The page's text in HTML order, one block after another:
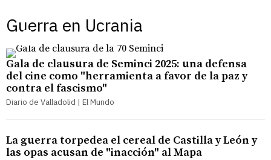
Guerra en Ucrania
Gala de clausura de Seminci 2025: una defensa
del cine como "herramienta a favor de la paz y
contra el fascismo"
Diario de Valladolid | El Mundo
La guerra torpedea el cereal de Castilla y León y
las opas acusan de "inacción" al Mapa